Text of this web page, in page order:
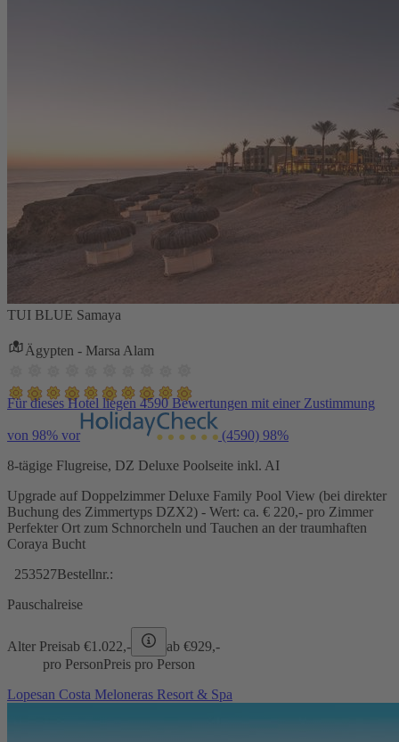
TUI BLUE Samaya
Ägypten - Marsa Alam
Für dieses Hotel liegen 4590 Bewertungen mit einer Zustimmung
von 98% vor (4590) 98%
8-tägige Flugreise, DZ Deluxe Poolseite inkl. AI
Upgrade auf Doppelzimmer Deluxe Family Pool View (bei direkter
Buchung des Zimmertyps DZX2) - Wert: ca. € 220,- pro Zimmer
Perfekter Ort zum Schnorcheln und Tauchen an der traumhaften
Coraya Bucht
253527Bestellnr.:
Pauschalreise
Alter Preisab €1.022,- ab €929,-
pro PersonPreis pro Person
Lopesan Costa Meloneras Resort & Spa